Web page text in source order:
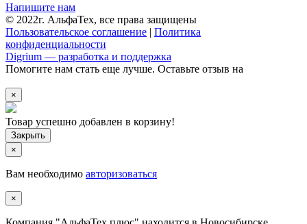
Напишите нам
© 2022г. АльфаТех, все права защищены
Пользовательское соглашение | Политика
конфиденциальности
Digrium — разработка и поддержка
Помогите нам стать еще лучше. Оставьте отзыв на
×
Товар успешно добавлен в корзину!
×
Вам необходимо авторизоваться
×